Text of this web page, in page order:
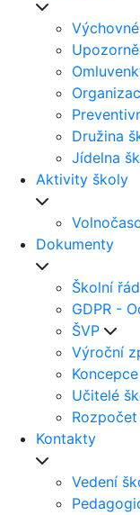
Družina
Jídelna
Aktivity školy
Dokumenty
Školní řád
GDPR -
ŠVP
Výroční
Učitelé
Kontakty
Vedení